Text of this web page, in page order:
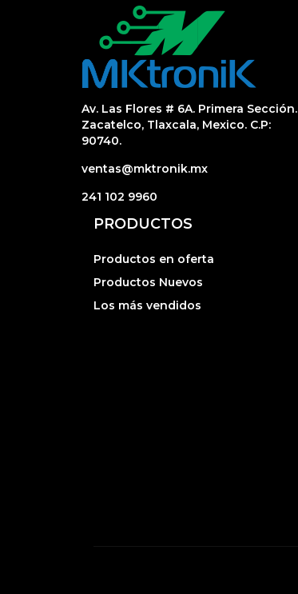
Av. Las Flores # 6A. Primera Sección.
Zacatelco, Tlaxcala, Mexico. C.P:
90740.
ventas@mktronik.mx
241 102 9960
PRODUCTOS
Productos en oferta
Productos Nuevos
Los más vendidos